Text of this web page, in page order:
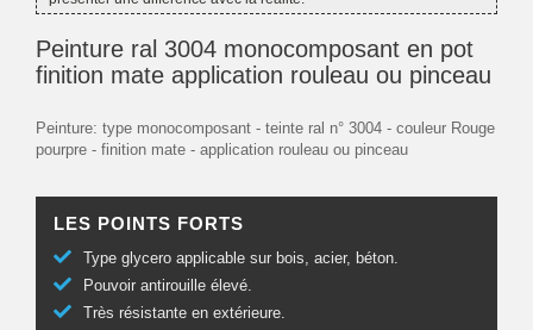
Peinture ral 3004 monocomposant en pot
finition mate application rouleau ou pinceau
Peinture: type monocomposant - teinte ral n° 3004 - couleur Rouge
pourpre - finition mate - application rouleau ou pinceau
LES POINTS FORTS
Type glycero applicable sur bois, acier, béton.
Pouvoir antirouille élevé.
Très résistante en extérieure.